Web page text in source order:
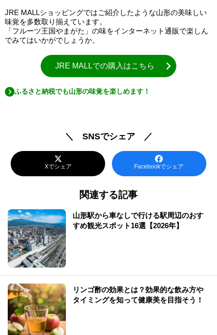
JRE MALLショッピングではご紹介したような山形の美味しい
味覚を多数取り揃えています。
「フルーツ王国やまがた」の味をインターネット通販で楽しん
でみてはいかがでしょうか。
JRE MALLでの購入はこちら
ふるさと納税でも山形の味覚を楽しめます！
＼ SNSでシェア ／
Xでシェア Facebookでシェア
関連する記事
山形駅から車なしで行ける駅周辺のおす
すめ観光スポット16選【2026年】
リンゴ酢の効果とは？効果的な飲み方や
タイミングを知って健康美を目指そう！